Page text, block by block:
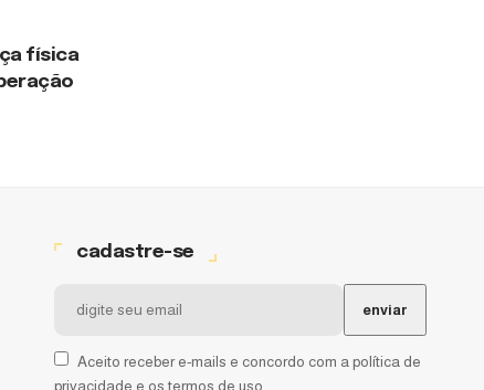
física
cadastre-se
Aceito receber e-mails e concordo com a política de
privacidade e os termos de uso.